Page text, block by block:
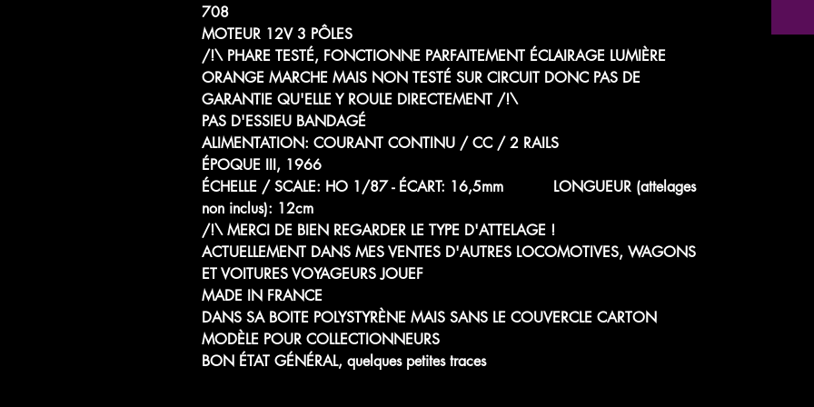
708
MOTEUR 12V 3 PÔLES
/!\ PHARE TESTÉ, FONCTIONNE PARFAITEMENT ÉCLAIRAGE LUMIÈRE
ORANGE MARCHE MAIS NON TESTÉ SUR CIRCUIT DONC PAS DE
GARANTIE QU'ELLE Y ROULE DIRECTEMENT /!\
PAS D'ESSIEU BANDAGÉ
ALIMENTATION: COURANT CONTINU / CC / 2 RAILS
ÉPOQUE III, 1966
ÉCHELLE / SCALE: HO 1/87 - ÉCART: 16,5mm LONGUEUR (attelages
non inclus): 12cm
/!\ MERCI DE BIEN REGARDER LE TYPE D'ATTELAGE !
ACTUELLEMENT DANS MES VENTES D'AUTRES LOCOMOTIVES, WAGONS
ET VOITURES VOYAGEURS JOUEF
MADE IN FRANCE
DANS SA BOITE POLYSTYRÈNE MAIS SANS LE COUVERCLE CARTON
MODÈLE POUR COLLECTIONNEURS
BON ÉTAT GÉNÉRAL, quelques petites traces